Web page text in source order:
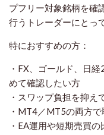
プフリー対象銘柄を確
行うトレーダーにとっ
特におすすめの方：
・FX、ゴールド、日
めて確認したい方
・スワップ負担を抑え
・MT4／MT5の両方
・EA運用や短期売買